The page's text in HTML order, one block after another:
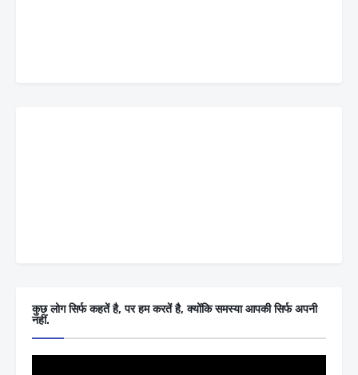
कुछ लोग सिर्फ कहतें है, पर हम करतें है, क्योंकि समस्या आपकी सिर्फ अपनी
नहीं.